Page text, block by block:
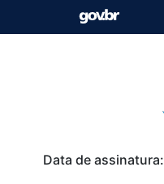
Data de assinatura: